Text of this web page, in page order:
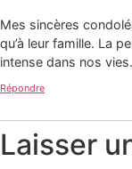
Mes sincères
qu’à leur famille. La
intense dans nos
Répondre
Laisser